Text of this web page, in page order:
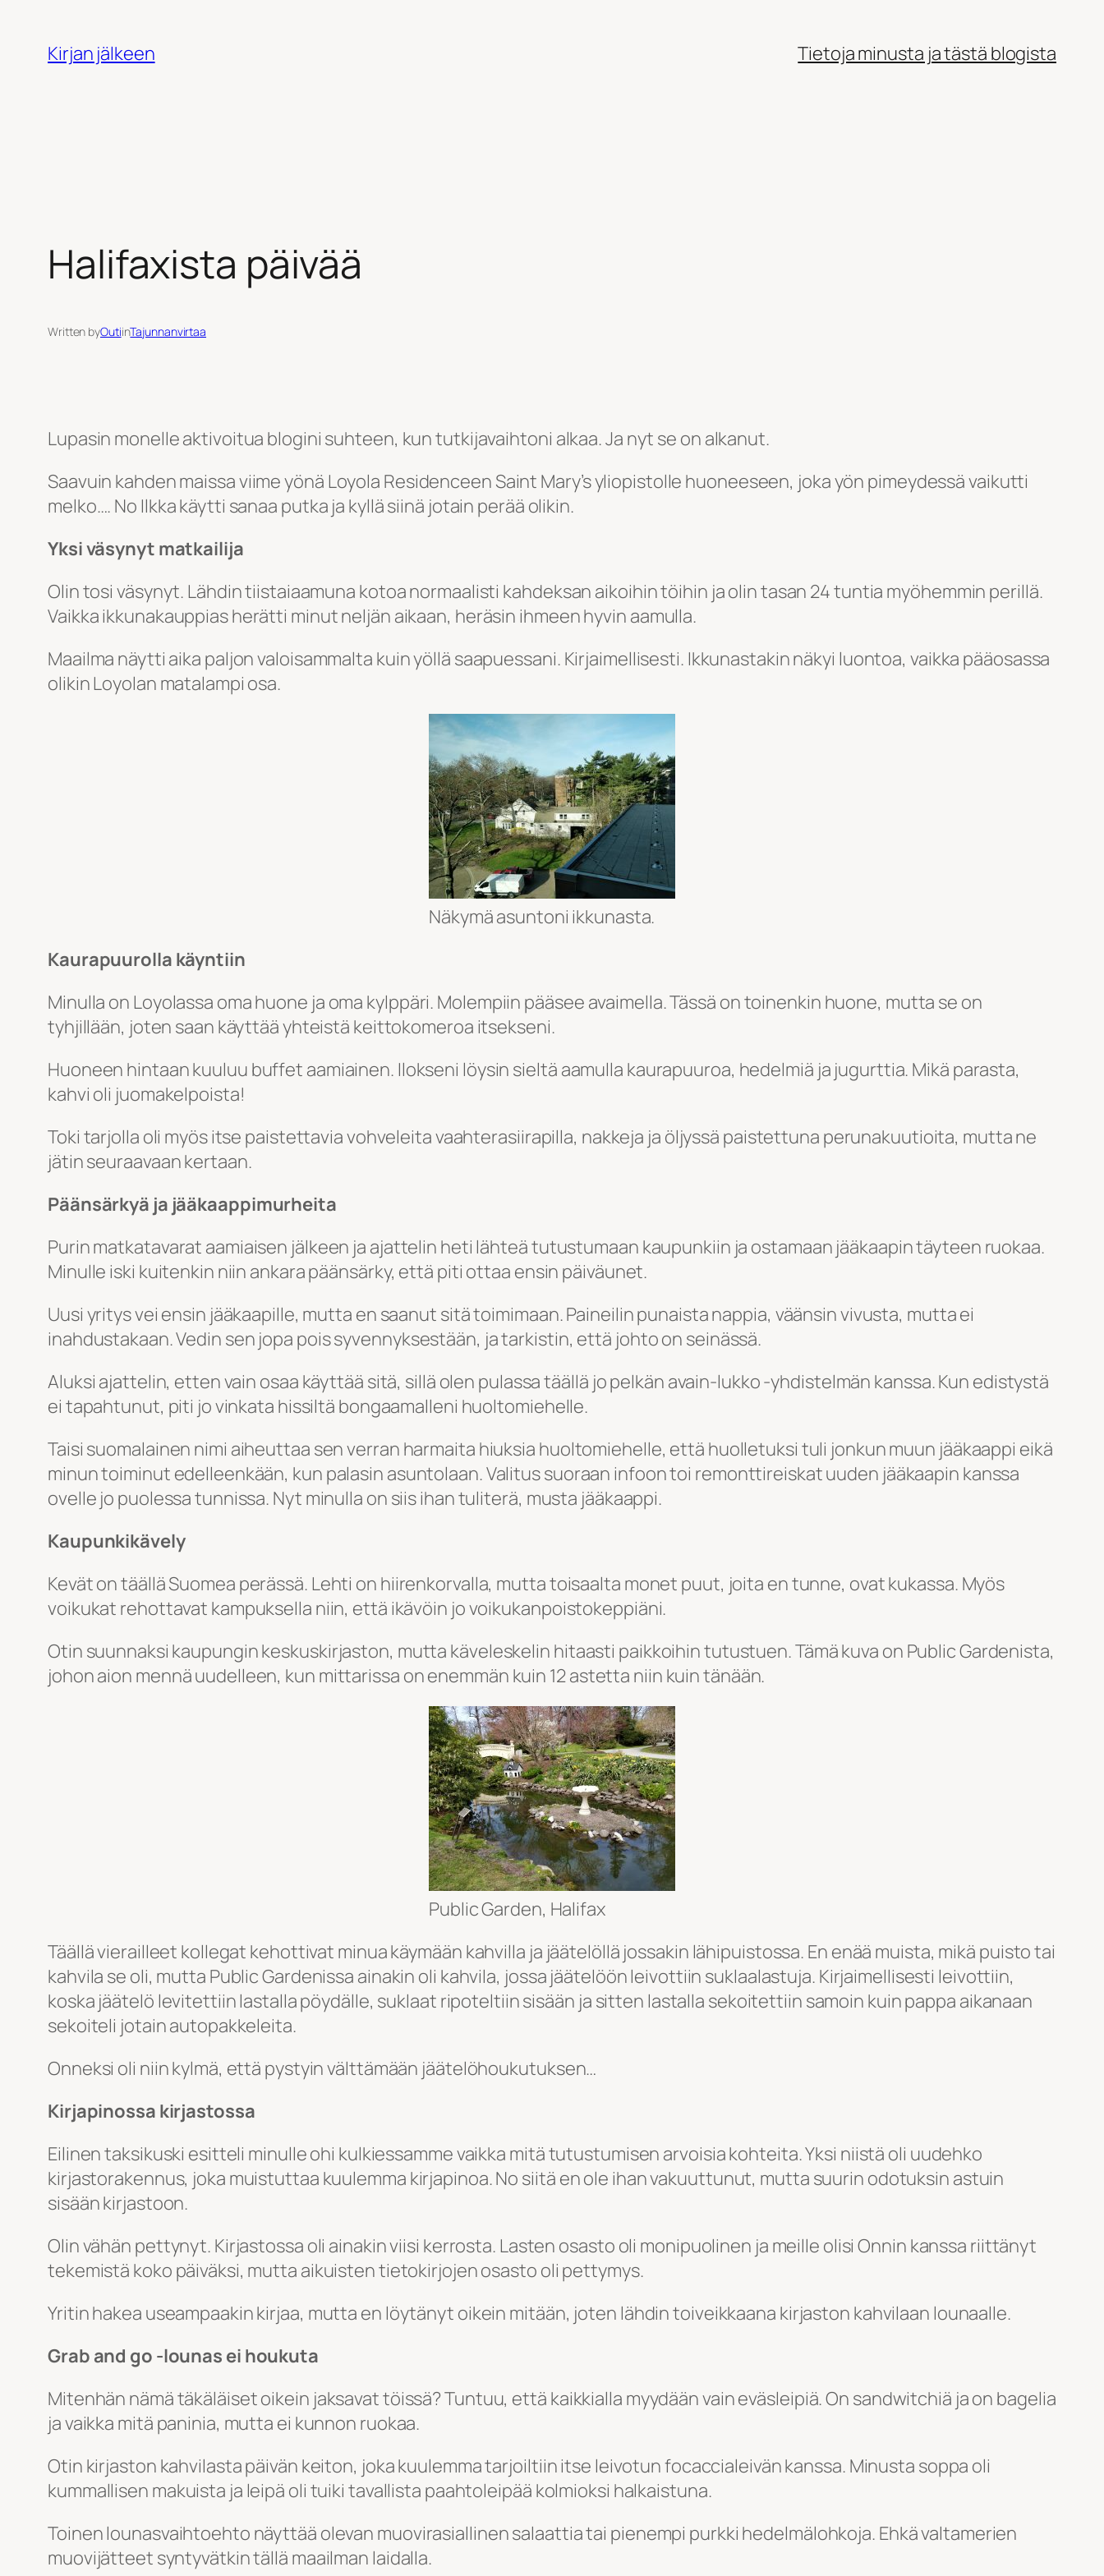
sisältöönKirjan jälkeen Tietoja minusta ja tästä blogista
Halifaxista päivää
Written byOutiinTajunnanvirtaa
Lupasin monelle aktivoitua blogini suhteen, kun tutkijavaihtoni alkaa. Ja nyt se on alkanut.
Saavuin kahden maissa viime yönä Loyola Residenceen Saint Mary’s yliopistolle huoneeseen, joka yön pimeydessä vaikutti
melko…. No Ilkka käytti sanaa putka ja kyllä siinä jotain perää olikin.
Yksi väsynyt matkailija
Olin tosi väsynyt. Lähdin tiistaiaamuna kotoa normaalisti kahdeksan aikoihin töihin ja olin tasan 24 tuntia myöhemmin perillä.
Vaikka ikkunakauppias herätti minut neljän aikaan, heräsin ihmeen hyvin aamulla.
Maailma näytti aika paljon valoisammalta kuin yöllä saapuessani. Kirjaimellisesti. Ikkunastakin näkyi luontoa, vaikka pääosassa
olikin Loyolan matalampi osa.
Näkymä asuntoni ikkunasta.
Kaurapuurolla käyntiin
Minulla on Loyolassa oma huone ja oma kylppäri. Molempiin pääsee avaimella. Tässä on toinenkin huone, mutta se on
tyhjillään, joten saan käyttää yhteistä keittokomeroa itsekseni.
Huoneen hintaan kuuluu buffet aamiainen. Ilokseni löysin sieltä aamulla kaurapuuroa, hedelmiä ja jugurttia. Mikä parasta,
kahvi oli juomakelpoista!
Toki tarjolla oli myös itse paistettavia vohveleita vaahterasiirapilla, nakkeja ja öljyssä paistettuna perunakuutioita, mutta ne
jätin seuraavaan kertaan.
Päänsärkyä ja jääkaappimurheita
Purin matkatavarat aamiaisen jälkeen ja ajattelin heti lähteä tutustumaan kaupunkiin ja ostamaan jääkaapin täyteen ruokaa.
Minulle iski kuitenkin niin ankara päänsärky, että piti ottaa ensin päiväunet.
Uusi yritys vei ensin jääkaapille, mutta en saanut sitä toimimaan. Paineilin punaista nappia, väänsin vivusta, mutta ei
inahdustakaan. Vedin sen jopa pois syvennyksestään, ja tarkistin, että johto on seinässä.
Aluksi ajattelin, etten vain osaa käyttää sitä, sillä olen pulassa täällä jo pelkän avain-lukko -yhdistelmän kanssa. Kun edistystä
ei tapahtunut, piti jo vinkata hissiltä bongaamalleni huoltomiehelle.
Taisi suomalainen nimi aiheuttaa sen verran harmaita hiuksia huoltomiehelle, että huolletuksi tuli jonkun muun jääkaappi eikä
minun toiminut edelleenkään, kun palasin asuntolaan. Valitus suoraan infoon toi remonttireiskat uuden jääkaapin kanssa
ovelle jo puolessa tunnissa. Nyt minulla on siis ihan tuliterä, musta jääkaappi.
Kaupunkikävely
Kevät on täällä Suomea perässä. Lehti on hiirenkorvalla, mutta toisaalta monet puut, joita en tunne, ovat kukassa. Myös
voikukat rehottavat kampuksella niin, että ikävöin jo voikukanpoistokeppiäni.
Otin suunnaksi kaupungin keskuskirjaston, mutta käveleskelin hitaasti paikkoihin tutustuen. Tämä kuva on Public Gardenista,
johon aion mennä uudelleen, kun mittarissa on enemmän kuin 12 astetta niin kuin tänään.
Public Garden, Halifax
Täällä vierailleet kollegat kehottivat minua käymään kahvilla ja jäätelöllä jossakin lähipuistossa. En enää muista, mikä puisto tai
kahvila se oli, mutta Public Gardenissa ainakin oli kahvila, jossa jäätelöön leivottiin suklaalastuja. Kirjaimellisesti leivottiin,
koska jäätelö levitettiin lastalla pöydälle, suklaat ripoteltiin sisään ja sitten lastalla sekoitettiin samoin kuin pappa aikanaan
sekoiteli jotain autopakkeleita.
Onneksi oli niin kylmä, että pystyin välttämään jäätelöhoukutuksen…
Kirjapinossa kirjastossa
Eilinen taksikuski esitteli minulle ohi kulkiessamme vaikka mitä tutustumisen arvoisia kohteita. Yksi niistä oli uudehko
kirjastorakennus, joka muistuttaa kuulemma kirjapinoa. No siitä en ole ihan vakuuttunut, mutta suurin odotuksin astuin
sisään kirjastoon.
Olin vähän pettynyt. Kirjastossa oli ainakin viisi kerrosta. Lasten osasto oli monipuolinen ja meille olisi Onnin kanssa riittänyt
tekemistä koko päiväksi, mutta aikuisten tietokirjojen osasto oli pettymys.
Yritin hakea useampaakin kirjaa, mutta en löytänyt oikein mitään, joten lähdin toiveikkaana kirjaston kahvilaan lounaalle.
Grab and go -lounas ei houkuta
Mitenhän nämä täkäläiset oikein jaksavat töissä? Tuntuu, että kaikkialla myydään vain eväsleipiä. On sandwitchiä ja on bagelia
ja vaikka mitä paninia, mutta ei kunnon ruokaa.
Otin kirjaston kahvilasta päivän keiton, joka kuulemma tarjoiltiin itse leivotun focaccialeivän kanssa. Minusta soppa oli
kummallisen makuista ja leipä oli tuiki tavallista paahtoleipää kolmioksi halkaistuna.
Toinen lounasvaihtoehto näyttää olevan muovirasiallinen salaattia tai pienempi purkki hedelmälohkoja. Ehkä valtamerien
muovijätteet syntyvätkin tällä maailman laidalla.